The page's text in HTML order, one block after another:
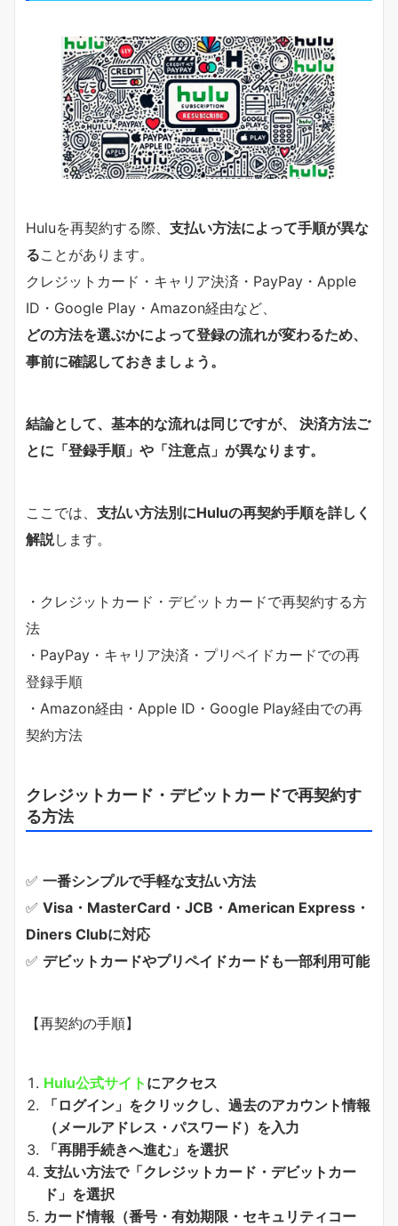
Huluを再契約する際、 支払い方法によって手順が異な
ることがあります。
クレジットカード・キャリア決済・PayPay・Apple
ID・Google Play・Amazon経由など、
どの方法を選ぶかによって登録の流れが変わるため、
事前に確認しておきましょう。
結論として、基本的な流れは同じですが、 決済方法ご
とに「登録手順」や「注意点」が異なります。
ここでは、 支払い方法別にHuluの再契約手順を詳しく
解説します。
・クレジットカード・デビットカードで再契約する方
法
・PayPay・キャリア決済・プリペイドカードでの再
登録手順
・Amazon経由・Apple ID・Google Play経由での再
契約方法
クレジットカード・デビットカードで再契約す
る方法
✅ 一番シンプルで手軽な支払い方法
✅ Visa・MasterCard・JCB・American Express・
Diners Clubに対応
✅ デビットカードやプリペイドカードも一部利用可能
【再契約の手順】
Hulu公式サイト にアクセス
「ログイン」をクリックし、過去のアカウント情報
（メールアドレス・パスワード）を入力
「再開手続きへ進む」を選択
支払い方法で「クレジットカード・デビットカー
ド」を選択
カード情報（番号・有効期限・セキュリティコー